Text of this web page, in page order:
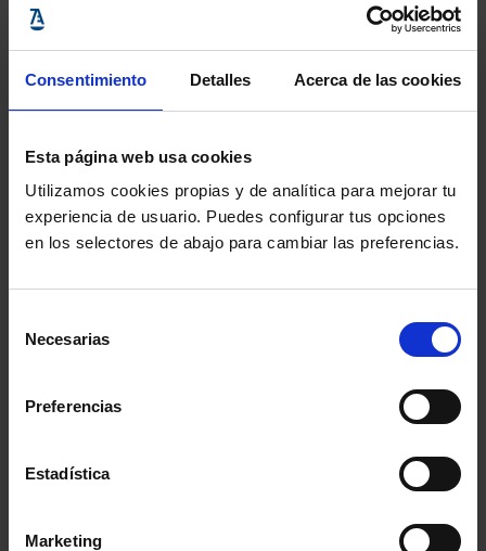
Consentimiento Detalles Acerca de las cookies
Esta página web usa cookies
Utilizamos cookies propias y de analítica para mejorar tu
experiencia de usuario. Puedes configurar tus opciones
en los selectores de abajo para cambiar las preferencias.
Necesarias
Preferencias
Estadística
Marketing
Menéndez y presidente de REDI (Red
Empresarial por la Diversidad e Inclusión
LGTBI).
Ángeles Blanco Día,abogada experta en
discapacidad.
Modera:
José Soriano Poves,
decano del Colegio
Stéphane Babonneau y Antoine Camus